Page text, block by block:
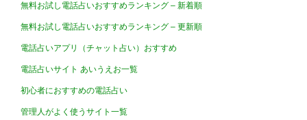
無料お試し電話占いおすすめランキング – 新着順
無料お試し電話占いおすすめランキング – 更新順
電話占いアプリ（チャット占い）おすすめ
電話占いサイト あいうえお一覧
初心者におすすめの電話占い
管理人がよく使うサイト一覧